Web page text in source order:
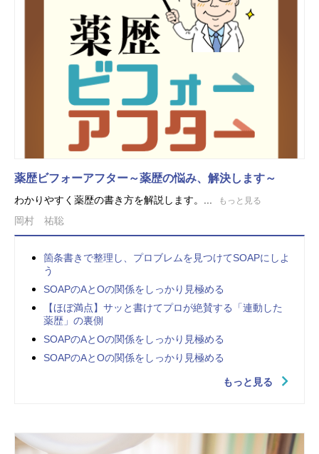
薬歴ビフォーアフター～薬歴の悩み、解決します～
わかりやすく薬歴の書き方を解説します。... もっと見る
岡村 祐聡
箇条書きで整理し、プロブレムを見つけてSOAPにしよ
う
SOAPのAとOの関係をしっかり見極める
【ほぼ満点】サッと書けてプロが絶賛する「連動した
薬歴」の裏側
SOAPのAとOの関係をしっかり見極める
SOAPのAとOの関係をしっかり見極める
もっと見る